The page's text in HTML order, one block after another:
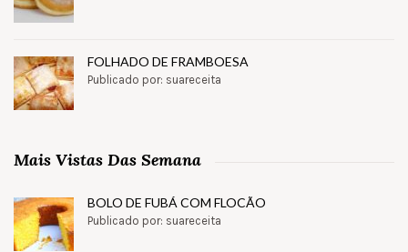
FOLHADO DE FRAMBOESA
Publicado por: suareceita
Mais Vistas Das Semana
BOLO DE FUBÁ COM FLOCÃO
Publicado por: suareceita